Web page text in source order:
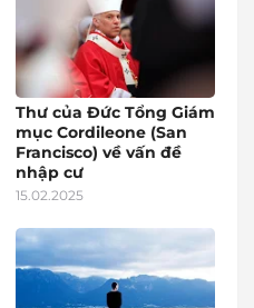
Thư của Đức Tổng Giám
mục Cordileone (San
Francisco) về vấn đề
nhập cư
15.02.2025